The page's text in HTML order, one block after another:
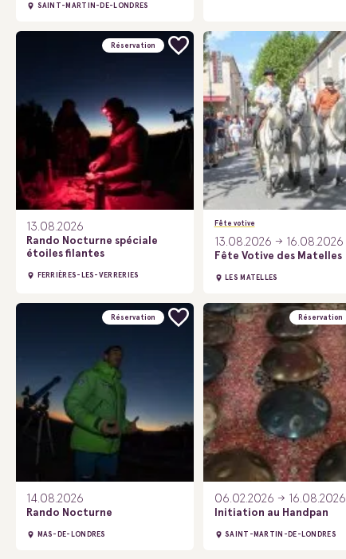
SAINT-MARTIN-DE-LONDRES
13.08.2026
Rando Nocturne spéciale
étoiles filantes
FERRIÈRES-LES-VERRERIES
Réservation
Fête votive
13.08.2026 16.08.2026
Fête Votive des Matelles
LES MATELLES
14.08.2026
Rando Nocturne
MAS-DE-LONDRES
Réservation
06.02.2026 16.08.2026
Initiation au Handpan
SAINT-MARTIN-DE-LONDRES
Réservation